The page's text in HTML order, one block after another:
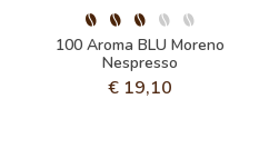
100 Aroma BLU Moreno
Nespresso
€ 19,10